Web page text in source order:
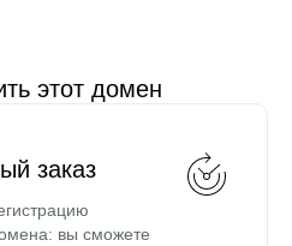
этот домен
заказ
вы сможете